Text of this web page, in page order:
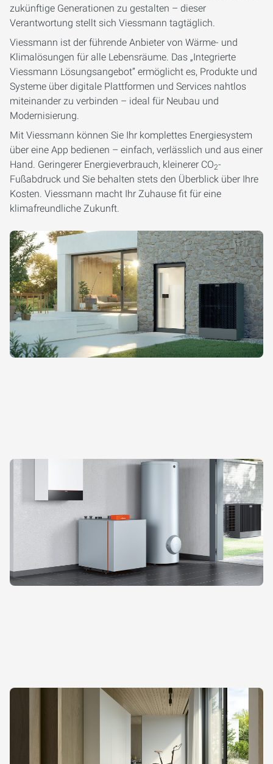
zukünftige Generationen zu gestalten – dieser
Verantwortung stellt sich Viessmann tagtäglich.
Viessmann ist der führende Anbieter von Wärme- und
Klimalösungen für alle Lebensräume. Das „Integrierte
Viessmann Lösungsangebot” ermöglicht es, Produkte und
Systeme über digitale Plattformen und Services nahtlos
miteinander zu verbinden – ideal für Neubau und
Modernisierung.
Mit Viessmann können Sie Ihr komplettes Energiesystem
über eine App bedienen – einfach, verlässlich und aus einer
Hand. Geringerer Energieverbrauch, kleinerer CO2-
Fußabdruck und Sie behalten stets den Überblick über Ihre
Kosten. Viessmann macht Ihr Zuhause fit für eine
klimafreundliche Zukunft.